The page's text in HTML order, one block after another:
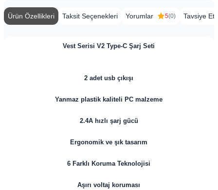
Ürün Özellikleri Taksit Seçenekleri Yorumlar 5(0) Tavsiye Et
Vest Serisi V2 Type-C Şarj Seti
2 adet usb çıkışı
Yanmaz plastik kaliteli PC malzeme
2.4A hızlı şarj gücü
Ergonomik ve şık tasarım
6 Farklı Koruma Teknolojisi
Aşırı voltaj koruması